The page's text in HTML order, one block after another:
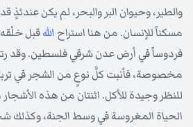
والطير، وحيوان البر والبحر، لم يكن عندئذٍ
مسكناً للإنسان. من هنا استراح اللهقبل خلْقه
فردوساً في أرض عدن شرقي فلسطين. وقد
مخصوصة، فأنبت كلَّ نوعٍ من الشجر في
للنظر وجيدة للأكل. اثنتان من هذه
الحياة المغروسة في وسط الجنة، وكذلك